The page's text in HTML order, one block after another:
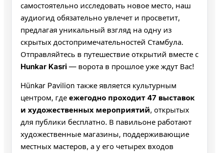
самостоятельно исследовать новое место, наш
аудиогид обязательно увлечет и просветит,
предлагая уникальный взгляд на одну из
скрытых достопримечательностей Стамбула.
Отправляйтесь в путешествие открытий вместе с
Hunkar Kasri — ворота в прошлое уже ждут Вас!
Hünkar Pavilion также является культурным
центром, где ежегодно проходит 47 выставок
и художественных мероприятий, открытых
для публики бесплатно. В павильоне работают
художественные магазины, поддерживающие
местных мастеров, а у его четырех входов